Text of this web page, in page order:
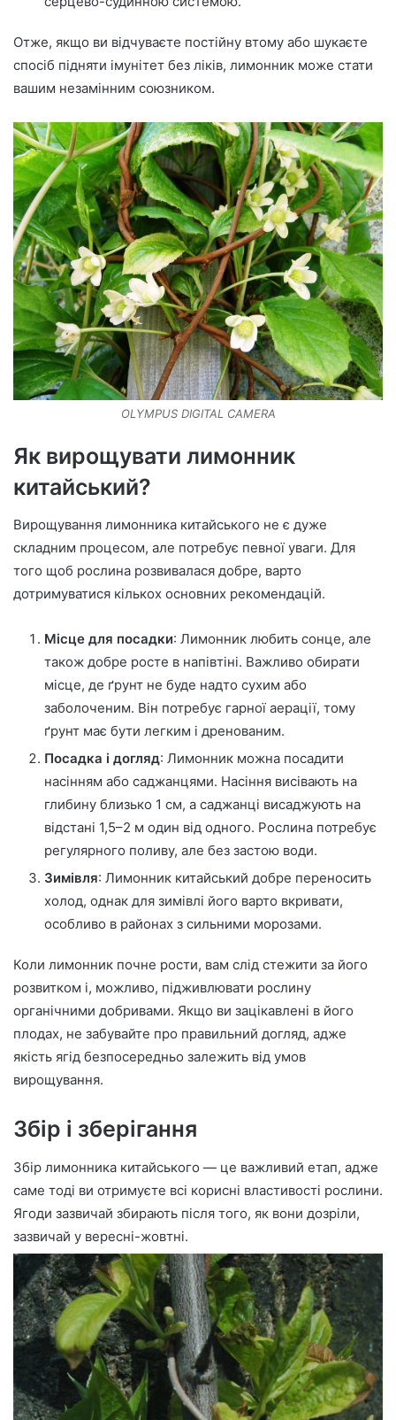
Отже, якщо ви відчуваєте постійну втому або шукаєте
спосіб підняти імунітет без ліків, лимонник може стати
вашим незамінним союзником.
OLYMPUS DIGITAL CAMERA
Як вирощувати лимонник
китайський?
Вирощування лимонника китайського не є дуже
складним процесом, але потребує певної уваги. Для
того щоб рослина розвивалася добре, варто
дотримуватися кількох основних рекомендацій.
Місце для посадки: Лимонник любить сонце, але
також добре росте в напівтіні. Важливо обирати
місце, де ґрунт не буде надто сухим або
заболоченим. Він потребує гарної аерації, тому
ґрунт має бути легким і дренованим.
Посадка і догляд: Лимонник можна посадити
насінням або саджанцями. Насіння висівають на
глибину близько 1 см, а саджанці висаджують на
відстані 1,5–2 м один від одного. Рослина потребує
регулярного поливу, але без застою води.
Зимівля: Лимонник китайський добре переносить
холод, однак для зимівлі його варто вкривати,
особливо в районах з сильними морозами.
Коли лимонник почне рости, вам слід стежити за його
розвитком і, можливо, підживлювати рослину
органічними добривами. Якщо ви зацікавлені в його
плодах, не забувайте про правильний догляд, адже
якість ягід безпосередньо залежить від умов
вирощування.
Збір і зберігання
Збір лимонника китайського — це важливий етап, адже
саме тоді ви отримуєте всі корисні властивості рослини.
Ягоди зазвичай збирають після того, як вони дозріли,
зазвичай у вересні-жовтні.